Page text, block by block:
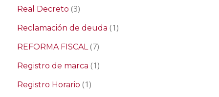
Real Decreto (3)
Reclamación de deuda (1)
REFORMA FISCAL (7)
Registro de marca (1)
Registro Horario (1)